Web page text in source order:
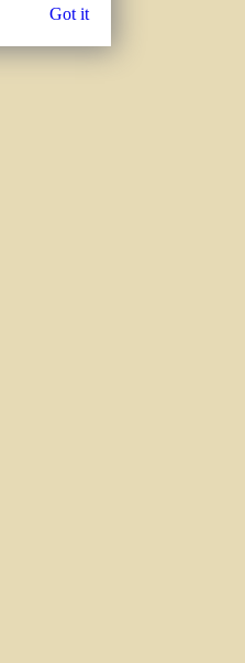
Got it